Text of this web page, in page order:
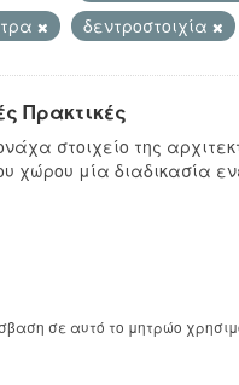
δεντροστοιχία
Πρακτικές
στοιχείο της
χώρου μία διαδικασία
σε αυτό το μητρώο